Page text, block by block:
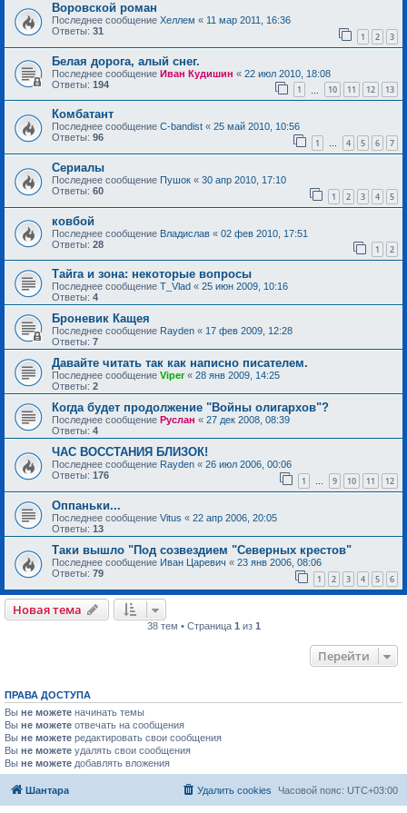
Воровской роман
Последнее сообщение Хеллем « 11 мар 2011, 16:36
Ответы: 31 1 2 3
Белая дорога, алый снег.
Последнее сообщение Иван Кудишин « 22 июл 2010, 18:08
Ответы: 194 1 10 11 12 13
Комбатант
Последнее сообщение C-bandist « 25 май 2010, 10:56
Ответы: 96 1 … 4 5 6 7
Сериалы
Последнее сообщение Пушок « 30 апр 2010, 17:10
Ответы: 60 1 2 3 4 5
ковбой
Последнее сообщение Владислав « 02 фев 2010, 17:51
Ответы: 28 1 2
Тайга и зона: некоторые вопросы
Последнее сообщение T_Vlad « 25 июн 2009, 10:16
Ответы: 4
Броневик Кащея
Последнее сообщение Rayden « 17 фев 2009, 12:28
Ответы: 7
Давайте читать так как написно писателем.
Последнее сообщение Viper« 28 янв 2009, 14:25
Ответы: 2
Когда будет продолжение "Войны олигархов"?
Последнее сообщение Руслан « 27 дек 2008, 08:39
Ответы: 4
ЧАС ВОССТАНИЯ БЛИЗОК!
Последнее сообщение Rayden « 26 июл 2006, 00:06
Ответы: 176 1 … 9 10 11 12
Оппаньки...
Последнее сообщение Vitus « 22 апр 2006, 20:05
Ответы: 13
Таки вышло "Под созвездием "Северных крестов"
Последнее сообщение Иван Царевич « 23 янв 2006, 08:06
Ответы: 79 1 2 3 4 5 6
Новая тема
38 тем • Страница 1 из 1
Перейти
ПРАВА ДОСТУПА
Вы не можете начинать темы
Вы не можете отвечать на сообщения
Вы не можете редактировать свои сообщения
Вы не можете удалять свои сообщения
Вы не можете добавлять вложения
Шантара Часовой пояс: UTC+03:00
Удалить cookies